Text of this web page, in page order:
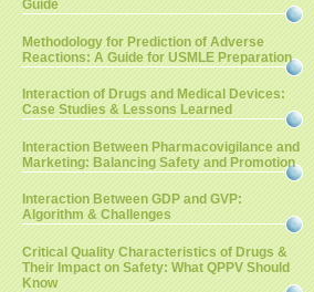
Guide
Methodology for Prediction of Adverse
Reactions: A Guide for USMLE Preparation
Interaction of Drugs and Medical Devices:
Case Studies & Lessons Learned
Interaction Between Pharmacovigilance and
Marketing: Balancing Safety and Promotion
Interaction Between GDP and GVP:
Algorithm & Challenges
Critical Quality Characteristics of Drugs &
Their Impact on Safety: What QPPV Should
Know